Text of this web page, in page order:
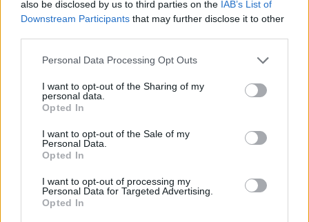
also be disclosed by us to third parties on the IAB’s List of
Downstream Participants that may further disclose it to other
Personal Data Processing Opt Outs
I want to opt-out of the Sharing of my
personal data.
Opted In
I want to opt-out of the Sale of my
Personal Data.
Opted In
I want to opt-out of processing my
Personal Data for Targeted Advertising.
Opted In
Σε συνθήκες… καύσωνα οι σχέσεις ΤΕΕ Καλύμνου και
με συγκεκριμένα στοιχεία